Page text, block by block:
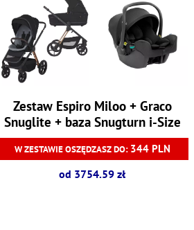
Zestaw Espiro Miloo + Graco
Snuglite + baza Snugturn i-Size
0-13 kg
W ZESTAWIE OSZĘDZASZ DO: 344 PLN
od 3754.59 zł